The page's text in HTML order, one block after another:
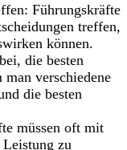
Führungskräfte
treffen,
können.
die besten
verschiedene
die besten
müssen oft mit
zu